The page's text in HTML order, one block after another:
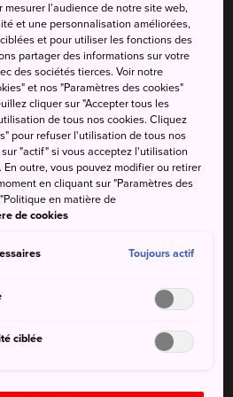
de la plus
du Japon
qui se trouve près de la
dans la région de Kumano,
est dédié à un gigantesque
plage. Le rocher mesure
façonné au fil des siècles par le
est l'un des plus anciens
un vœu dans ce qui pourrait
mesurer l'audience de notre site web,
et une personnalisation améliorées,
et pour utiliser les fonctions des
partager des informations sur votre
des sociétés tierces. Voir notre
et nos "Paramètres des cookies"
cliquer sur "Accepter tous les
de tous nos cookies. Cliquez
pour refuser l'utilisation de tous nos
"actif" si vous acceptez l'utilisation
outre, vous pouvez modifier ou retirer
en cliquant sur "Paramètres des
en matière de
de cookies
Toujours actif
ciblée